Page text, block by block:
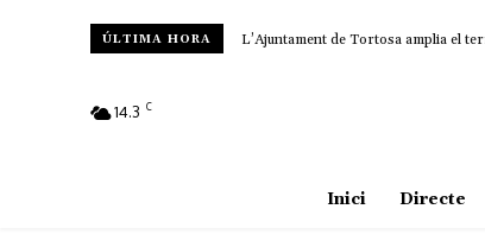
ÚLTIMA HORA L’Ajuntament de Tortosa amplia el
14.3 C
Inici Directe